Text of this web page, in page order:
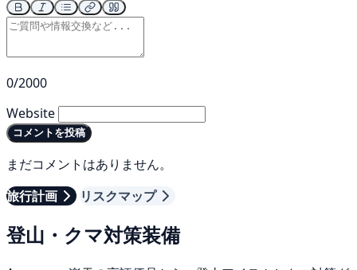
0/2000
Website
コメントを投稿
まだコメントはありません。
旅行計画
リスクマップ
登山・クマ対策装備